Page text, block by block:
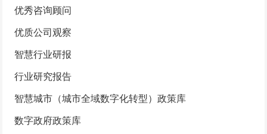
优秀咨询顾问
优质公司观察
智慧行业研报
行业研究报告
智慧城市（城市全域数字化转型）政策库
数字政府政策库